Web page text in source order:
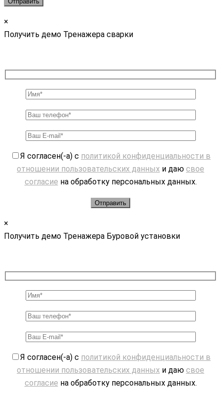
×
Получить демо Тренажера сварки
Я согласен(-а) с политикой конфиденциальности в
отношении пользовательских данных и даю свое
согласие на обработку персональных данных.
×
Получить демо Тренажера Буровой установки
Я согласен(-а) с политикой конфиденциальности в
отношении пользовательских данных и даю свое
согласие на обработку персональных данных.